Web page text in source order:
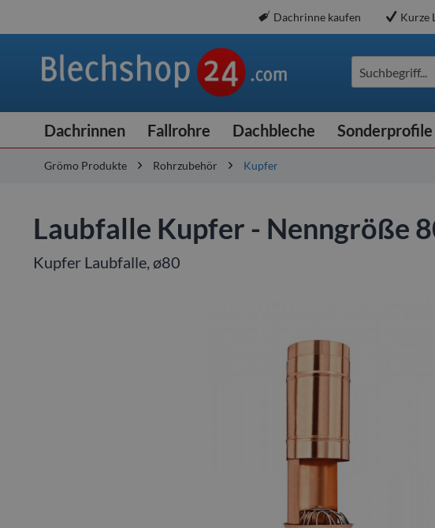
Dachrinne kaufen Kurze
Suchbegriff...
Dachrinnen Fallrohre Dachbleche Sonderprofile
Grömo Produkte Rohrzubehör Kupfer
Laubfalle Kupfer - Nenngröße
Kupfer Laubfalle, ø80